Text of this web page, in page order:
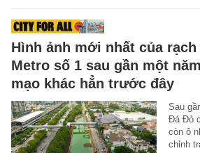
Hình ảnh mới nhất của
Metro số 1 sau gần một
mạo khác hẳn trước đây
Sau
Đá Đỏ
còn ô
chỉnh